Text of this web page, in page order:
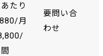
たり
月
要問い合
わせ